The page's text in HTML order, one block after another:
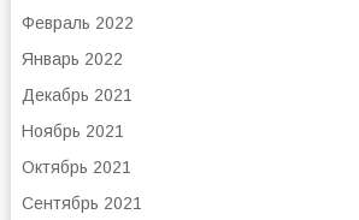
Февраль 2022
Январь 2022
Декабрь 2021
Ноябрь 2021
Октябрь 2021
Сентябрь 2021